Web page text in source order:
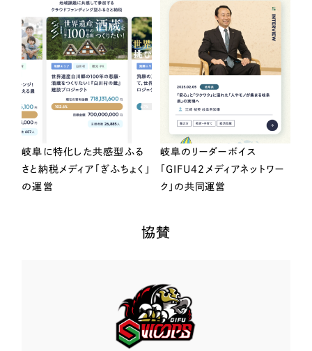
岐阜に特化した共感型ふる
さと納税メディア「ぎふちょく」
の運営
岐阜のリーダーボイス
「GIFU42メディアネットワー
ク」の共同運営
協賛